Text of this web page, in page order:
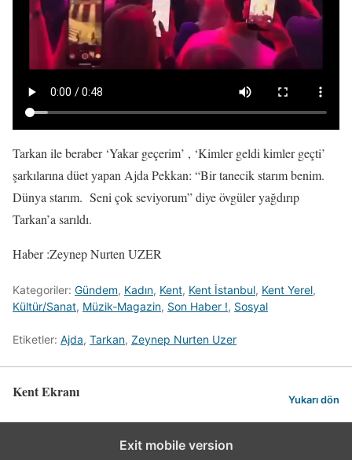
Tarkan ile beraber ‘Yakar geçerim’ , ‘Kimler geldi kimler geçti’
şarkılarına düet yapan Ajda Pekkan: “Bir tanecik starım benim.
Dünya starım. Seni çok seviyorum” diye övgüler yağdırıp
Tarkan’a sarıldı.
Haber :Zeynep Nurten UZER
Kategoriler: Gündem, Kadın, Kent, Kent İstanbul, Kent Yerel,
Kültür/Sanat, Müzik-Magazin, Son Haber !, Sosyal
Etiketler: Ajda, Tarkan, Zeynep Nurten Uzer
Kent Ekranı Yukarı dön
Exit mobile version